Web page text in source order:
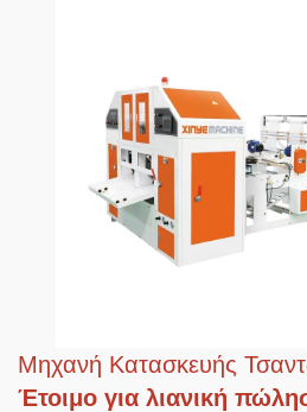
Μηχανή Κατασκευής
Έτοιμο για λιανική